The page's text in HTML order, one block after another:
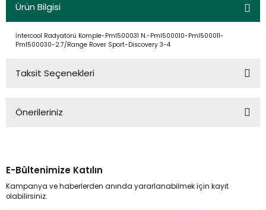
Ürün Bilgisi
İntercool Radyatörü Komple-Pml500031 N.-Pml500010-Pml500011-
Pml500030-2.7/Range Rover Sport-Discovery 3-4
Taksit Seçenekleri
Önerileriniz
kullanarak tarafımıza iletebilirsiniz.
Görüş ve önerileriniz için teşekkür ederiz.
E-Bültenimize Katılın
Kampanya ve haberlerden anında yararlanabilmek için kayıt
olabilirsiniz.